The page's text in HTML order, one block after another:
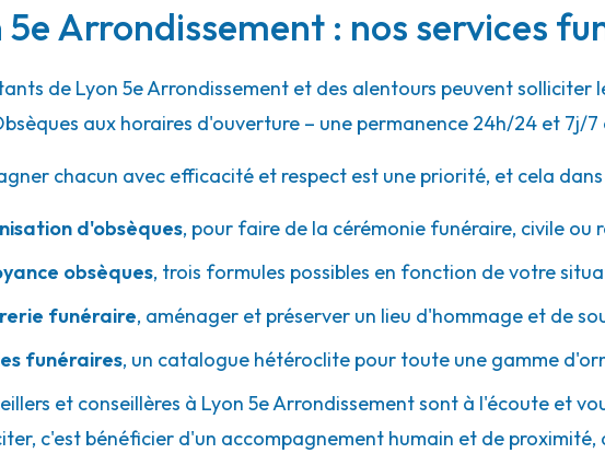
de-Chéruy
04 78 31 49 03
votre écoute 24h/24 7j/7
- Mornant
29.1km
04 78 44 02 64
A votre écoute 24h/24 7j/7
5e Arrondissement : nos services
de Lyon 5e Arrondissement et des alentours peuvent solliciter
aux horaires d'ouverture – une permanence 24h/24 et 7j/7
chacun avec efficacité et respect est une priorité, et cela
d'obsèques, pour faire de la cérémonie funéraire, civile ou
obsèques, trois formules possibles en fonction de votre
funéraire, aménager et préserver un lieu d'hommage et de
funéraires, un catalogue hétéroclite pour toute une gamme
et conseillères à Lyon 5e Arrondissement sont à l'écoute et
c'est bénéficier d'un accompagnement humain et de